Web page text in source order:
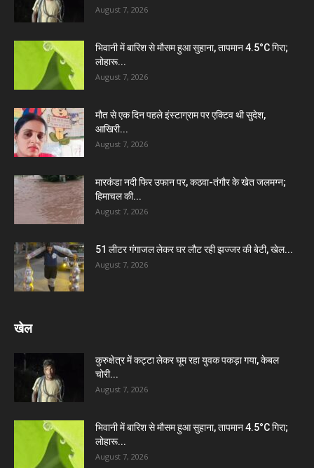
August 7, 2026
भिवानी में बारिश से मौसम हुआ सुहाना, तापमान 4.5°C गिरा;
लोहारू...
August 7, 2026
मौत से एक दिन पहले इंस्टाग्राम पर एक्टिव थी सुदेश,
आखिरी...
August 7, 2026
मारकंडा नदी फिर उफान पर, कठवा-तंगौर के खेत जलमग्न;
हिमाचल की...
August 7, 2026
51 लीटर गंगाजल लेकर घर लौट रही झज्जर की बेटी, खेल...
August 7, 2026
खेल
कुरुक्षेत्र में कट्टा लेकर घूम रहा युवक पकड़ा गया, केबल
चोरी...
August 7, 2026
भिवानी में बारिश से मौसम हुआ सुहाना, तापमान 4.5°C गिरा;
लोहारू...
August 7, 2026